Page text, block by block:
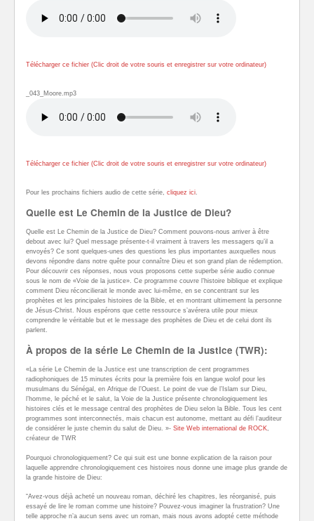
Télécharger ce fichier (Clic droit de votre souris et enregistrer sur votre ordinateur)
_043_Moore.mp3
Télécharger ce fichier (Clic droit de votre souris et enregistrer sur votre ordinateur)
Pour les prochains fichiers audio de cette série, cliquez ici.
Quelle est Le Chemin de la Justice de Dieu?
Quelle est Le Chemin de la Justice de Dieu? Comment pouvons-nous arriver à être
debout avec lui? Quel message présente-t-il vraiment à travers les messagers qu’il a
envoyés? Ce sont quelques-unes des questions les plus importantes auxquelles nous
devons répondre dans notre quête pour connaître Dieu et son grand plan de rédemption.
Pour découvrir ces réponses, nous vous proposons cette superbe série audio connue
sous le nom de «Voie de la justice». Ce programme couvre l’histoire biblique et explique
comment Dieu réconcilierait le monde avec lui-même, en se concentrant sur les
prophètes et les principales histoires de la Bible, et en montrant ultimement la personne
de Jésus-Christ. Nous espérons que cette ressource s’avérera utile pour mieux
comprendre le véritable but et le message des prophètes de Dieu et de celui dont ils
parlent.
À propos de la série Le Chemin de la Justice (TWR):
«La série Le Chemin de la Justice est une transcription de cent programmes
radiophoniques de 15 minutes écrits pour la première fois en langue wolof pour les
musulmans du Sénégal, en Afrique de l’Ouest. Le point de vue de l’Islam sur Dieu,
l’homme, le péché et le salut, la Voie de la Justice présente chronologiquement les
histoires clés et le message central des prophètes de Dieu selon la Bible. Tous les cent
programmes sont interconnectés, mais chacun est autonome, mettant au défi l’auditeur
de considérer le juste chemin du salut de Dieu. »- Site Web international de ROCK,
créateur de TWR
Pourquoi chronologiquement? Ce qui suit est une bonne explication de la raison pour
laquelle apprendre chronologiquement ces histoires nous donne une image plus grande de
la grande histoire de Dieu:
“Avez-vous déjà acheté un nouveau roman, déchiré les chapitres, les réorganisé, puis
essayé de lire le roman comme une histoire? Pouvez-vous imaginer la frustration? Une
telle approche n’a aucun sens avec un roman, mais nous avons adopté cette méthode